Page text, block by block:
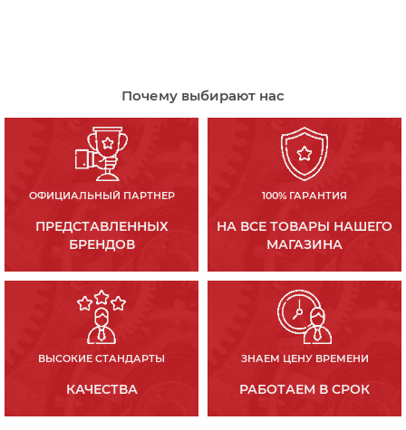
Почему выбирают нас
ОФИЦИАЛЬНЫЙ ПАРТНЕР
ПРЕДСТАВЛЕННЫХ
БРЕНДОВ
100% ГАРАНТИЯ
НА ВСЕ ТОВАРЫ НАШЕГО
МАГАЗИНА
ВЫСОКИЕ СТАНДАРТЫ
КАЧЕСТВА
ЗНАЕМ ЦЕНУ ВРЕМЕНИ
РАБОТАЕМ В СРОК